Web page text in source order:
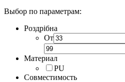
Выбор по параметрам:
Роздрібна
От
Материал
PU
Совместимость